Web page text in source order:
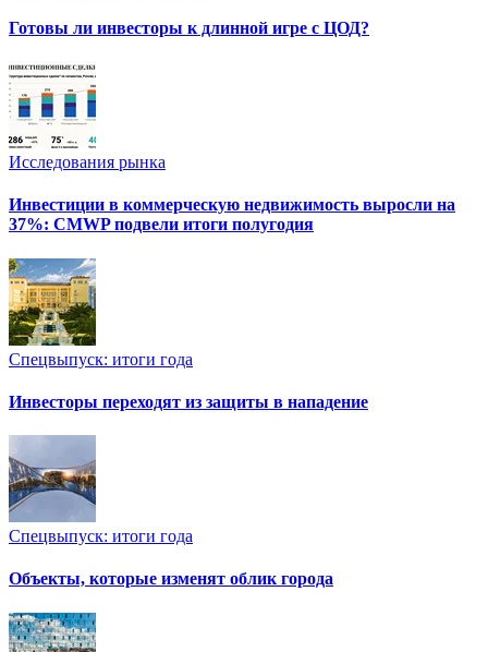
Готовы ли инвесторы к длинной игре с ЦОД?
Исследования рынка
Инвестиции в коммерческую недвижимость выросли на
37%: CMWP подвели итоги полугодия
Спецвыпуск: итоги года
Инвесторы переходят из защиты в нападение
Спецвыпуск: итоги года
Объекты, которые изменят облик города